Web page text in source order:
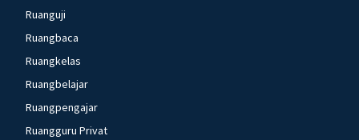
Ruanguji
Ruangbaca
Ruangkelas
Ruangbelajar
Ruangpengajar
Ruangguru Privat